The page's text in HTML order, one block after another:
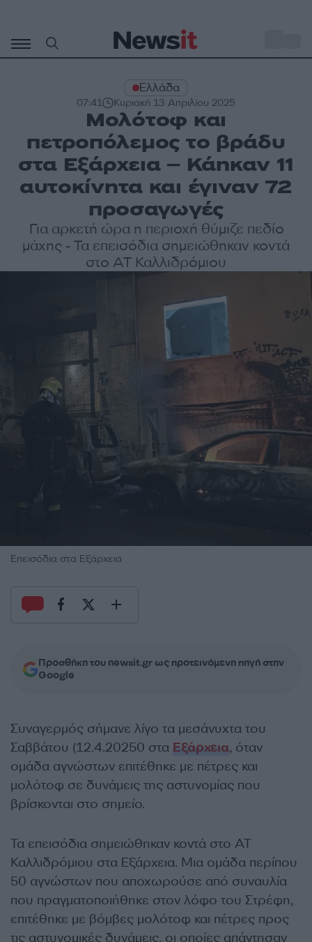
περιεχόμενο
Ελλάδα
07:41 Κυριακή 13 Απριλίου 2025
Μολότοφ και
πετροπόλεμος το βράδυ
στα Εξάρχεια – Κάηκαν 11
αυτοκίνητα και έγιναν 72
προσαγωγές
Για αρκετή ώρα η περιοχή θύμιζε πεδίο
μάχης - Τα επεισόδια σημειώθηκαν κοντά
στο ΑΤ Καλλιδρόμιου
Επεισόδια στα Εξάρχεια
Προσθήκη του newsit.gr ως προτεινόμενη πηγή στην
Google
Συναγερμός σήμανε λίγο τα μεσάνυχτα του
Σαββάτου (12.4.20250 στα Εξάρχεια, όταν
ομάδα αγνώστων επιτέθηκε με πέτρες και
μολότοφ σε δυνάμεις της αστυνομίας που
βρίσκονται στο σημείο.
Τα επεισόδια σημειώθηκαν κοντά στο ΑΤ
Καλλιδρόμιου στα Εξάρχεια. Μια ομάδα περίπου
50 αγνώστων που αποχωρούσε από συναυλία
που πραγματοποιήθηκε στον λόφο του Στρέφη,
επιτέθηκε με βόμβες μολότοφ και πέτρες προς
τις αστυνομικές δυνάμεις, οι οποίες απάντησαν